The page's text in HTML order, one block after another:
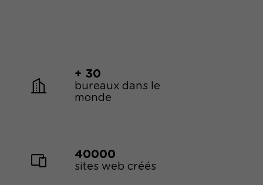
+ 30
bureaux dans le
monde
40000
sites web créés